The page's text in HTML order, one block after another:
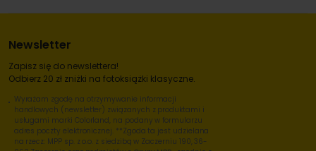
Newsletter
Zapisz się do newslettera!
Odbierz 20 zł zniżki na fotoksiążki klasyczne.
Wyrażam zgodę na otrzymywanie informacji
handlowych (newsletter) związanych z produktami i
usługami marki Colorland, na podany w formularzu
adres poczty elektronicznej. **Zgoda ta jest udzielana
na rzecz: MPP sp. z o.o. z siedzibą w Zaczerniu 190, 36-